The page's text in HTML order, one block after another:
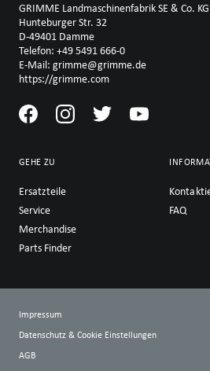
GRIMME Landmaschinenfabrik SE & Co. KG
Hunteburger Str. 32
D-49401 Damme
Telefon: +49 5491 666-0
E-Mail: grimme@grimme.de
https://grimme.com
GEHE ZU
Ersatzteile
Service
Merchandise
Parts Finder
FAQ
Impressum
Datenschutz & Cookie Einstellungen
AGB